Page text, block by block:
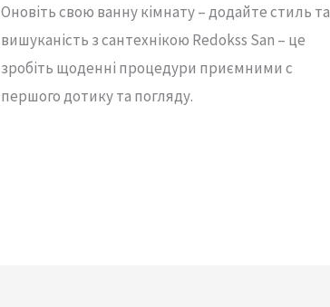
Оновіть свою ванну кімнату – додайте стиль та
вишуканість з сантехнікою Redokss San – це
зробіть щоденні процедури приємними с
першого дотику та погляду.